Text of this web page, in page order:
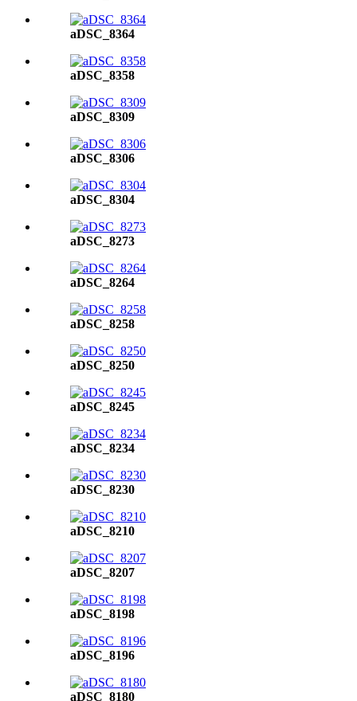
aDSC_8364
aDSC_8358
aDSC_8309
aDSC_8306
aDSC_8304
aDSC_8273
aDSC_8264
aDSC_8258
aDSC_8250
aDSC_8245
aDSC_8234
aDSC_8230
aDSC_8210
aDSC_8207
aDSC_8198
aDSC_8196
aDSC_8180